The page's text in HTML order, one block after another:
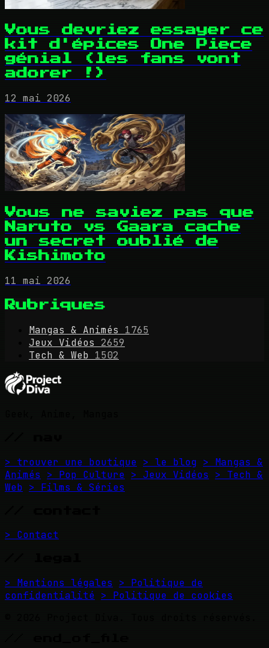
Vous devriez essayer ce
kit d'épices One Piece
génial (les fans vont
adorer !)
12 mai 2026
Vous ne saviez pas que
Naruto vs Gaara cache
un secret oublié de
Kishimoto
11 mai 2026
Rubriques
Mangas & Animés
1765
Jeux Vidéos
2659
Tech & Web 1502
> trouver une boutique > le blog > Mangas &
Animés
> Pop Culture > Jeux Vidéos
> Tech &
Web > Films & Séries
> Contact
> Mentions légales
> Politique de
confidentialité > Politique de cookies